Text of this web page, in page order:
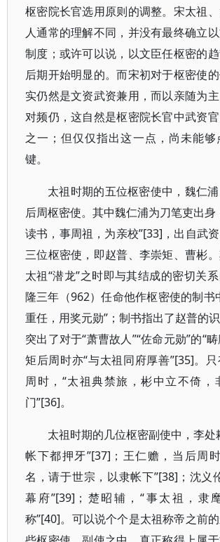
枢密院长官选用原则的调整。宋太祖
人通常的理解不同，并没有最终确立
制度；或许可以说，以文臣任枢密的
后期开始明显的。而宋初对于枢密使
实仍然是文资武资兼用，而以亲随为
对频仍，这自然是枢密院长官中武资
之一；但仅仅指出这一点，尚未能够
键。
太祖时期的五位枢密使中，魏仁
后周枢密使。其中魏仁浦为刀笔吏出身
读书，事周祖，为亲校”[33]，出自武
三位枢密使，即赵普、李崇矩、曹彬
太祖“潜龙”之时即与其结成的密切关
隆三年（962）任命他作枢密使的制书
重任，用奖元勋”；制书指出了赵普的
突出了对于“萧曹故人”“佐命元勋”的“
矩后周时亦“与太祖同府厚善”[35]。
周时，“太祖典禁旅，彬中立不倚，
门”[36]。
太祖时期的几位枢密副使中，李处
帐下都押牙”[37]；王仁赡，当后周
名，请于世宗，以隶帐下”[38]；沈义
幕府”[39]；楚昭辅，“事太祖，隶
称”[40]。可以说个个是太祖称帝之前